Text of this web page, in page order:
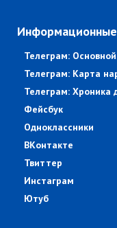
Телеграм:
Телеграм: Карта
Телеграм: Хроника
Фейсбук
Одноклассники
ВКонтакте
Твиттер
Инстаграм
Ютуб